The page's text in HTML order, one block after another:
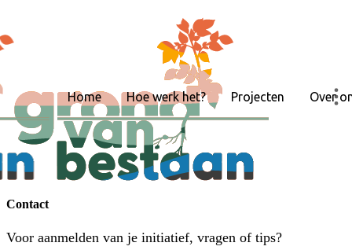
Home Hoe werk het? Projecten Over
Contact
Voor aanmelden van je initiatief, vragen of tips?